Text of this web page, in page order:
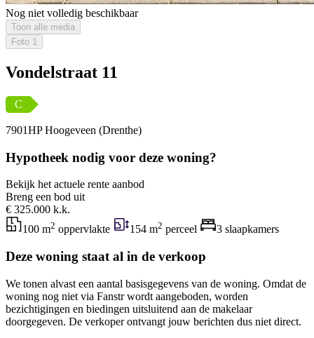
Nog niet volledig beschikbaar
Toon alle media
Foto 1
Vondelstraat 11
C
7901HP Hoogeveen (Drenthe)
Hypotheek nodig voor deze woning?
Bekijk het actuele rente aanbod
Breng een bod uit
€ 325.000 k.k.
100 m2 oppervlakte 154 m2 perceel 3 slaapkamers
Deze woning staat al in de verkoop
We tonen alvast een aantal basisgegevens van de woning. Omdat de
woning nog niet via Fanstr wordt aangeboden, worden
bezichtigingen en biedingen uitsluitend aan de makelaar
doorgegeven. De verkoper ontvangt jouw berichten dus niet direct.